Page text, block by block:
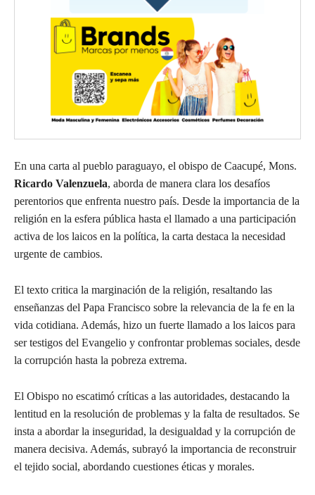
En una carta al pueblo paraguayo, el obispo de Caacupé, Mons.
Ricardo Valenzuela, aborda de manera clara los desafíos
perentorios que enfrenta nuestro país. Desde la importancia de la
religión en la esfera pública hasta el llamado a una participación
activa de los laicos en la política, la carta destaca la necesidad
urgente de cambios.
El texto critica la marginación de la religión, resaltando las
enseñanzas del Papa Francisco sobre la relevancia de la fe en la
vida cotidiana. Además, hizo un fuerte llamado a los laicos para
ser testigos del Evangelio y confrontar problemas sociales, desde
la corrupción hasta la pobreza extrema.
El Obispo no escatimó críticas a las autoridades, destacando la
lentitud en la resolución de problemas y la falta de resultados. Se
insta a abordar la inseguridad, la desigualdad y la corrupción de
manera decisiva. Además, subrayó la importancia de reconstruir
el tejido social, abordando cuestiones éticas y morales.